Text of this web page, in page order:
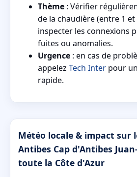
Thème : Vérifier
de la chaudière (entre 1
inspecter les connexions
fuites ou anomalies.
Urgence : en cas de
appelez Tech Inter pour
rapide.
Météo locale & impact sur
Antibes Cap d'Antibes
toute la Côte d'Azur